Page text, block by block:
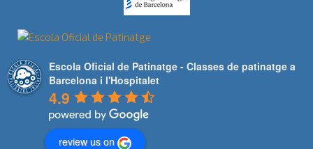
Escola Oficial de Patinatge - Classes de patinatge a
Barcelona i l'Hospitalet
4.9
review us on